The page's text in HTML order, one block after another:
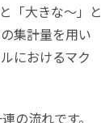
「大きな～」と
集計量を用い
におけるマク
流れです。